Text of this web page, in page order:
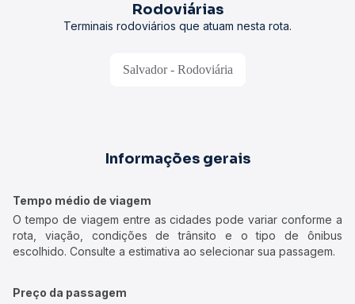
Rodoviárias
Terminais rodoviários que atuam nesta rota.
Salvador - Rodoviária
Informações gerais
Tempo médio de viagem
O tempo de viagem entre as cidades pode variar conforme a
rota, viação, condições de trânsito e o tipo de ônibus
escolhido. Consulte a estimativa ao selecionar sua passagem.
Preço da passagem